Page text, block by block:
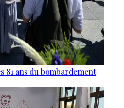
81 ans du bombardement